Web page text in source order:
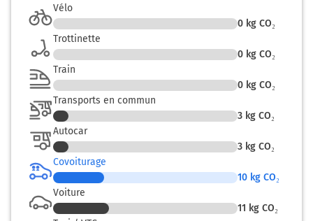
Vélo
0 kg CO₂
Trottinette
0 kg CO₂
Train
0 kg CO₂
Transports en commun
3 kg CO₂
Autocar
3 kg CO₂
Covoiturage
10 kg CO₂
Voiture
11 kg CO₂